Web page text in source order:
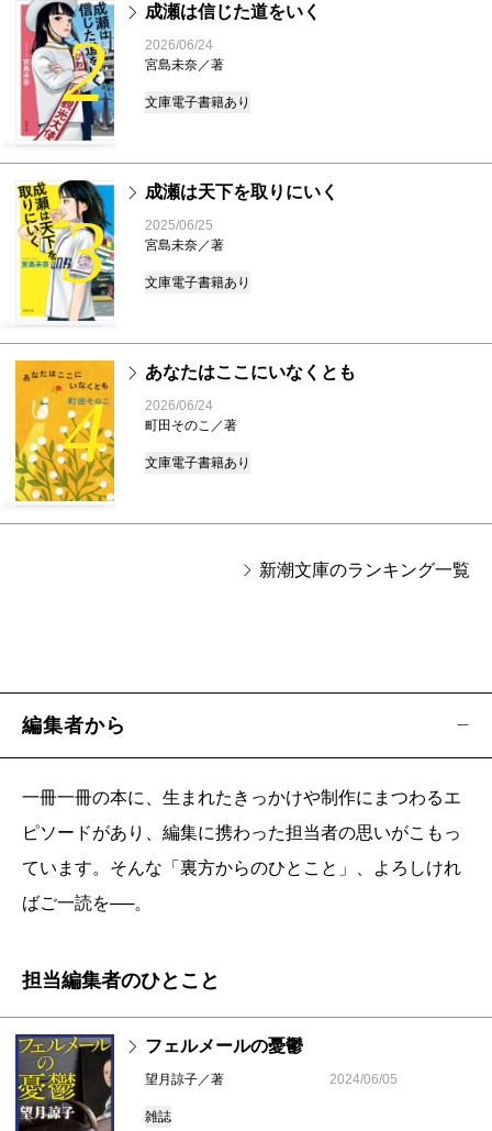
2
成瀬は信じた道をいく
2026/06/24
宮島未奈／著
文庫電子書籍あり
3
成瀬は天下を取りにいく
2025/06/25
宮島未奈／著
文庫電子書籍あり
4
あなたはここにいなくとも
2026/06/24
町田そのこ／著
文庫電子書籍あり
新潮文庫のランキング一覧
編集者から
一冊一冊の本に、生まれたきっかけや制作にまつわるエ
ピソードがあり、編集に携わった担当者の思いがこもっ
ています。そんな「裏方からのひとこと」、よろしけれ
ばご一読を──。
担当編集者のひとこと
フェルメールの憂鬱
望月諒子／著 2024/06/05
雑誌